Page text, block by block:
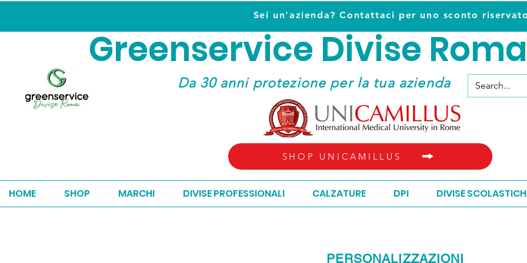
Sei un'azienda? Contattaci per uno sconto
Greenservice Divise
Da 30 anni protezione per la tua azienda
Greenservice Divise
SHOP UNICAMILLUS
HOME SHOP MARCHI DIVISE PROFESSIONALI CALZATURE DPI DIVISE
PERSONALIZZAZIONI